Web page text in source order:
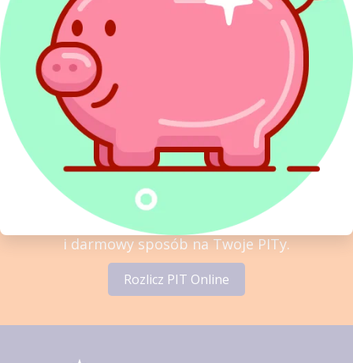
Sprawdź najwyżej oceniany
w Polsce program do rozliczeń
PITax Twoje rozliczenie PIT to wygodny, szybki
i darmowy sposób na Twoje PITy.
Rozlicz PIT Online